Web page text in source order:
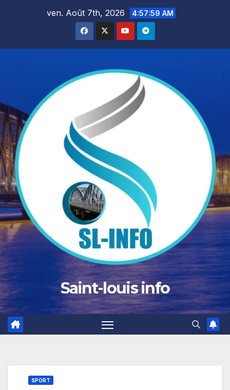
ven. Août 7th, 2026 4:58:01 AM
Saint-louis info
SPORT